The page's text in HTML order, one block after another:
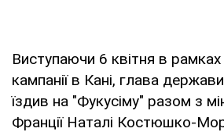
Виступаючи 6 квітня в
кампанії в Кані, глава
їздив на "Фукусіму" разом з
Франції Наталі Костюшко-